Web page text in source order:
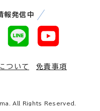
報発信中
ついて
免責事項
All Rights Reserved.